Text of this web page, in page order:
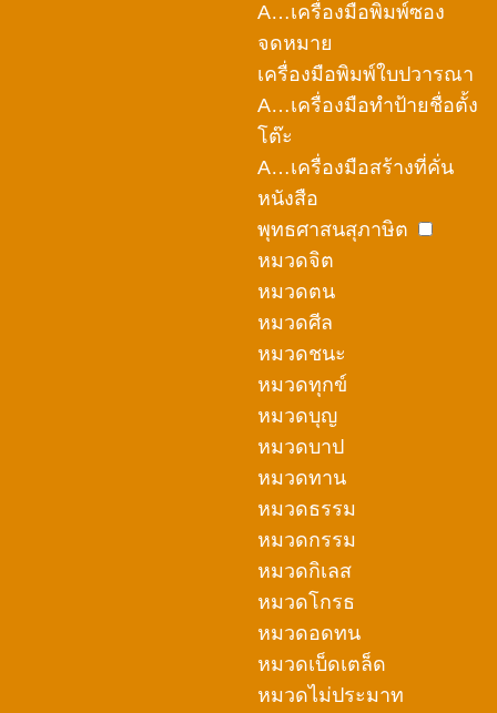
A…เครื่องมือพิมพ์ซอง
จดหมาย
เครื่องมือพิมพ์ใบปวารณา
A…เครื่องมือทำป้ายชื่อตั้ง
โต๊ะ
A…เครื่องมือสร้างที่คั่น
หนังสือ
พุทธศาสนสุภาษิต
หมวดจิต
หมวดตน
หมวดศีล
หมวดชนะ
หมวดทุกข์
หมวดบุญ
หมวดบาป
หมวดทาน
หมวดธรรม
หมวดกรรม
หมวดกิเลส
หมวดโกรธ
หมวดอดทน
หมวดเบ็ดเตล็ด
หมวดไม่ประมาท